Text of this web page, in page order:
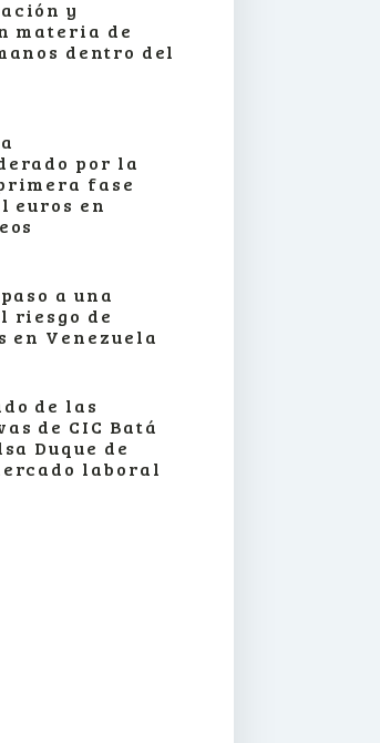
y
materia de
dentro del
por la
fase
euros en
a una
riesgo de
en Venezuela
de las
de CIC Batá
Duque de
laboral